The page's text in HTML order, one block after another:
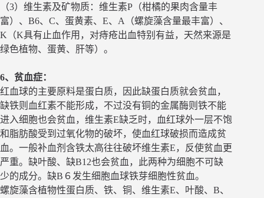
（3）维生素及矿物质：维生素P（柑橘的果肉含量丰
富）、B6、C、蛋黄素、E、A（螺旋藻含量最丰富）、
K（K具有止血作用，对痔疮出血特别有益，天然来源是
绿色植物、蛋黄、肝等）。
6、贫血症：
红血球的主要原料是蛋白质，因此缺蛋白质就会贫血，
缺铁则血红素不能形成，不过没有铜的金属酶则铁不能
进入细胞也会贫血，维生素E缺乏时，血红球外一层不饱
和脂肪酸受到过氧化物的破坏，使血红球破损而造成贫
血。一般补血剂含铁太高往往破坏维生素E，反使贫血更
严重。缺叶酸、缺B12也会贫血，此两种为细胞不可缺
少的成分。缺B６发生细胞血球铁芽细胞性贫血。
螺旋藻含植物性蛋白质、铁、铜、维生素E、叶酸、B、